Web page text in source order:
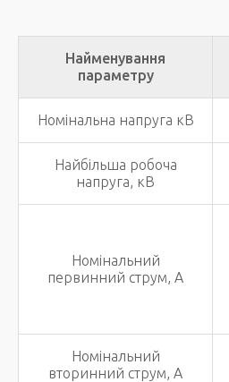
Найменування
параметру
Номінальна напруга кВ
Найбільша робоча
напруга, кВ
Номінальний
первинний струм, А
Номінальний
вторинний струм, А